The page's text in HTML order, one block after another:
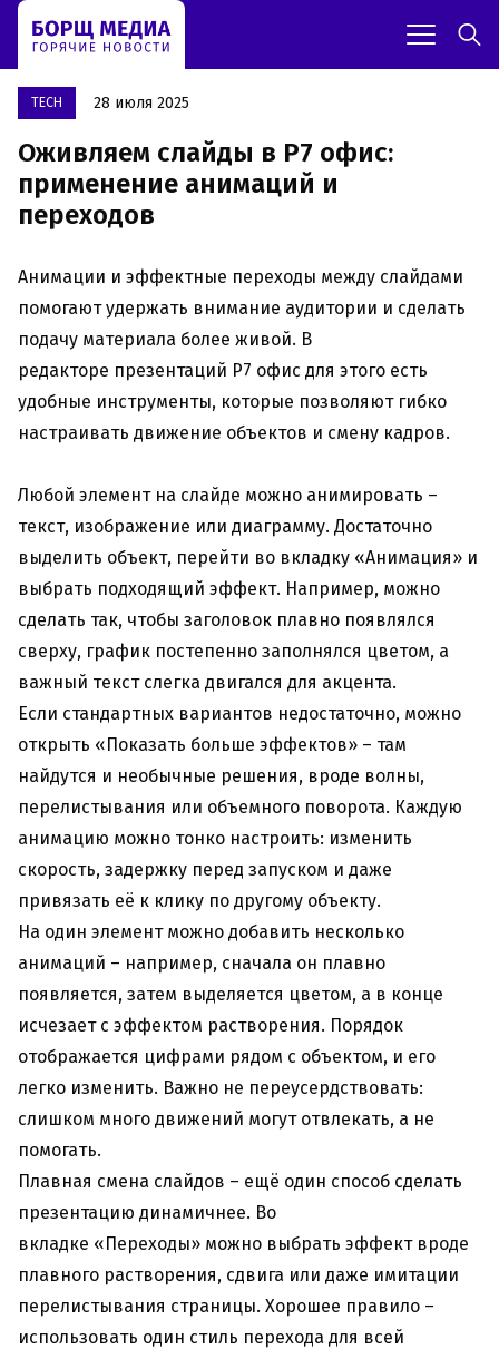
TECH 28 июля 2025
Оживляем слайды в Р7 офис:
применение анимаций и
переходов
Анимации и эффектные переходы между слайдами
помогают удержать внимание аудитории и сделать
подачу материала более живой. В
редакторе презентаций Р7 офис для этого есть
удобные инструменты, которые позволяют гибко
настраивать движение объектов и смену кадров.
Любой элемент на слайде можно анимировать –
текст, изображение или диаграмму. Достаточно
выделить объект, перейти во вкладку «Анимация» и
выбрать подходящий эффект. Например, можно
сделать так, чтобы заголовок плавно появлялся
сверху, график постепенно заполнялся цветом, а
важный текст слегка двигался для акцента.
Если стандартных вариантов недостаточно, можно
открыть «Показать больше эффектов» – там
найдутся и необычные решения, вроде волны,
перелистывания или объемного поворота. Каждую
анимацию можно тонко настроить: изменить
скорость, задержку перед запуском и даже
привязать её к клику по другому объекту.
На один элемент можно добавить несколько
анимаций – например, сначала он плавно
появляется, затем выделяется цветом, а в конце
исчезает с эффектом растворения. Порядок
отображается цифрами рядом с объектом, и его
легко изменить. Важно не переусердствовать:
слишком много движений могут отвлекать, а не
помогать.
Плавная смена слайдов – ещё один способ сделать
презентацию динамичнее. Во
вкладке «Переходы» можно выбрать эффект вроде
плавного растворения, сдвига или даже имитации
перелистывания страницы. Хорошее правило –
использовать один стиль перехода для всей